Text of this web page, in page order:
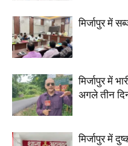
मिर्जापुर में
मिर्जापुर में
अगले तीन
मिर्जापुर में